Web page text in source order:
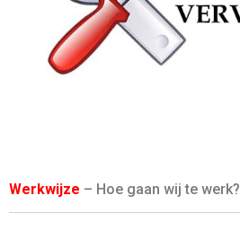
Werkwijze – Hoe gaan wij te werk?